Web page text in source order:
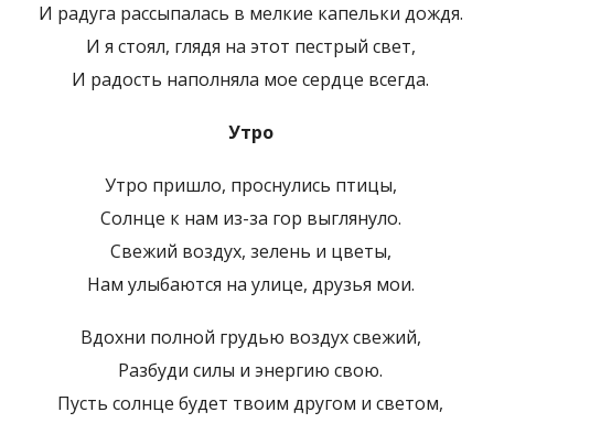
И радуга рассыпалась в мелкие капельки дождя.
И я стоял, глядя на этот пестрый свет,
И радость наполняла мое сердце всегда.
Утро
Утро пришло, проснулись птицы,
Солнце к нам из-за гор выглянуло.
Свежий воздух, зелень и цветы,
Нам улыбаются на улице, друзья мои.
Вдохни полной грудью воздух свежий,
Разбуди силы и энергию свою.
Пусть солнце будет твоим другом и светом,